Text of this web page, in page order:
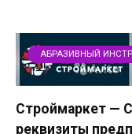
АБРАЗИВНЫЙ
Строймаркет —
реквизиты